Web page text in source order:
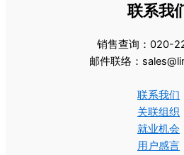
联系我
销售查询：020-
邮件联络：
联系我们
关联组织
就业机会
用户感言